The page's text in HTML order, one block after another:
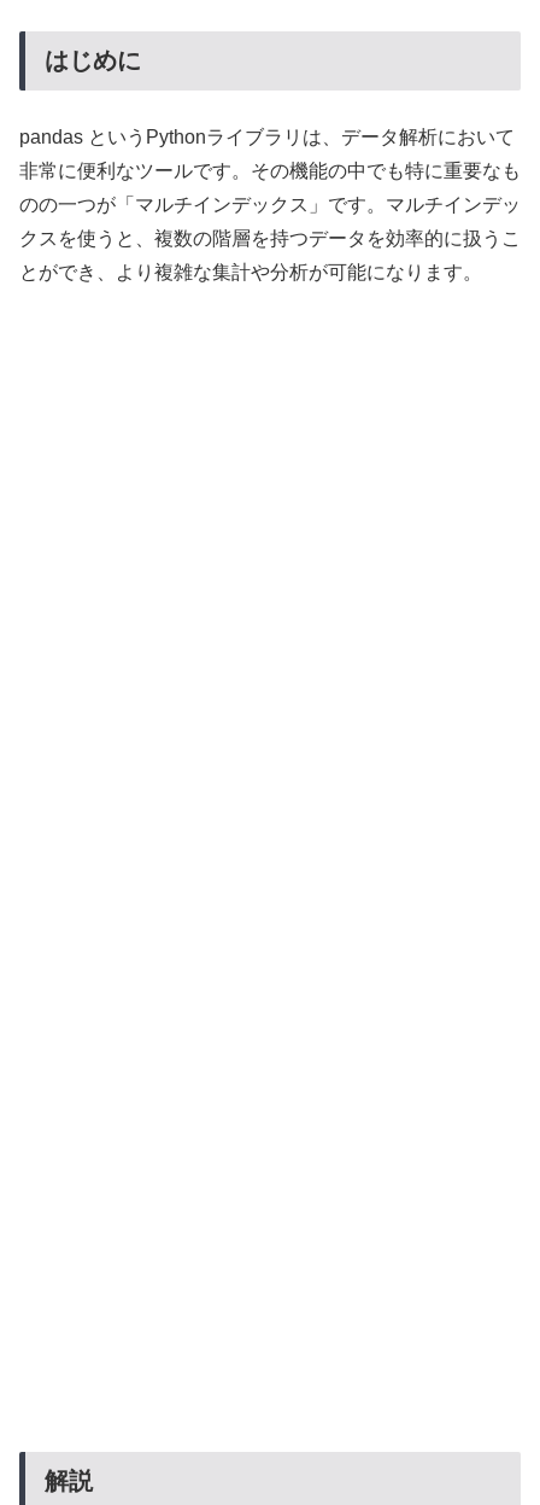
はじめに
pandas というPythonライブラリは、データ解析において
非常に便利なツールです。その機能の中でも特に重要なも
のの一つが「マルチインデックス」です。マルチインデッ
クスを使うと、複数の階層を持つデータを効率的に扱うこ
とができ、より複雑な集計や分析が可能になります。
解説